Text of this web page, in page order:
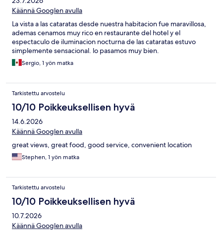
Käännä Googlen avulla
La vista a las cataratas desde nuestra habitacion fue maravillosa,
ademas cenamos muy rico en restaurante del hotel y el
espectaculo de iluminacion nocturna de las cataratas estuvo
simplemente sensacional. lo pasamos muy bien.
Sergio, 1 yön matka
Tarkistettu arvostelu
10/10 Poikkeuksellisen hyvä
14.6.2026
Käännä Googlen avulla
great views, great food, good service, convenient location
Stephen, 1 yön matka
Tarkistettu arvostelu
10/10 Poikkeuksellisen hyvä
10.7.2026
Käännä Googlen avulla